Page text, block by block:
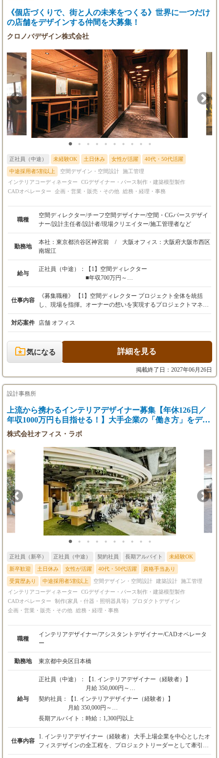
ト】 ★分業なしのプロジェクト統括： 物件の精査からコスト管
理、現場の進捗確認まで、1から10まで裁量を持って担当できま
よりも、空間をどうデザインするかというコーディネートの視点
《個店づくりで、街と人の未来をつくる》世界に一つだけ
の店舗をデザインする仲間を大募集！
クロノバデザイン株式会社
正社員（中途） 未経験OK 土日休み 女性が活躍 40代・50代活躍
中途採用者5割以上 空間デザイン・空間設計 施工管理
インテリアコーディネーター
CGデザイナー・パース制作・建築模型製作
CADオペレーター
企画・営業・販売・その他 総務・経理・事務
職種
空間ディレクター/チーフ空間デザイナー/空間・CGパースデザイ
ナー/設計主任者/設計者/現場クリエイター/施工管理者など
勤務地
本社：東京都渋谷区神宮前 / 大阪オフィス：大阪府大阪市西区
南堀江
給与
正社員（中途）：
【1】空間ディレクター
■年収700万円～
■月給50万円～（能力・経験により優遇）
※3ヶ月の試用期間有
※試用期間後、能力によって給与見直しあり
※昇給随時
【2】空間チーフデザイナー
■年収600万円～
■月給40万円～（能力・経験により優遇）
※3ヶ月の試用期間有
※試用期間後、能力によって給与見直しあり
※昇給随時
【3】空間デザイナー
■年収350万円～800万円
【4】設計主任
■年収550万円～
■月給40万円～（能力・経験により優遇）
※3ヶ月の試用期間有
※昇給随時
【5】設計者・CADオペレーター
■月給25万円～（能力・経験により優遇）
※昇給随時
【6】現場クリエイター
■年収450万円～
■月給30万円～（能力・経験により優遇）
※3ヶ月の試用期間有
■月給28万円〜 ＋ 諸手当 ＋ 業績賞与 ※未経
【現場クリエイター】 月給30万円〜 ＋ 諸手当
＋ 業績賞与 ※経験者歓迎
※想定年収：380万円 〜 1,000万円（経験・能力
による）
※正社員採用の場合は、月給30万円～（能力・
経験により優遇）
【8】マーケティング
仕事内容
《募集職種》 【1】空間ディレクター プロジェクト全体を統括
し、現場を指揮。オーナーの想いを実現するプロジェクトマネー
ジャーの役割です。 【2】空間チーフデザイナー 主力のデザイナ
ーです。とにかくいいデザインをすることが仕事。 【3】空間デ
ザイナー デザイン業務はもちろん、リサーチや顧客対応、現場と
の折衝など、デザイナーとして必要なスキルを身につけて実践し
ます。 【4】設計主任 デザインを元に、様々な詳細設計図を作成
し、あらゆる関係者のハブになる存在。特に商業施設などの対応
図面にし、関係者にわかりやすく伝える技術とコミュニケーショ
ン能力を求めてます。 【6】CGパースデザイナー デザイナーの
す。 【7】現場クリエイター 現場で体と頭をフル活用したものづ
くりを通じて、実際の店舗をつくる最前線のクリエイター。
り空間づくりを行います。 【9】総合企画室 バックオフィスから
いい会社づくりを目指して各部署を支える。例えると学校部活に
おけるマネージャーのような業務。 【10】マーケティング HPや
SNSを活用し、会社の魅力を発信しファンづくりを担います。
【11】マルチスキルワーカー（外注） 現場で多様な工事に対応で
きる方を外部パートナーとして募集しています。 詳しくはぜひ、
クロノバデザイン（03-6427-9657）までお気軽にお問い合わせく
ださい。 《クロノバデザインで働く魅力》 （1）成長できる環
境 プロジェクトごとに、チーム編成を行います。経験豊富
なディレクター・デザイナーや施工管理者が集まり、チーム全員
でアイデアを出し合いながら成功する店舗をデザインします。経
験が浅い方でも、役割を通じて一つ一つ学びながら成長できる環
境が整っています。 （2）集中できる環境 空間デザイナー・現場
スタッフ（現場クリエイター、施工管理者）はその分野のスペシ
ャリストとして業務を遂行しますので、自分の役割に集中してク
リエイティブな仕事に専念できます。 （3）常に変化があり、好
奇心が刺激されます。 幅広い分野とエリア、規模感のプロジェク
トがあり、自分の興味のある分野に関わることができます。
（4）チーム制 チーム制でプロジェクトを進行します。ディレク
ターやチームメンバーに分からないこと等はすぐに聞ける協力体
制が整っています。一人で抱え込むことはありません。 （5）元
で、プロジェクトを一から主導するため、やりがいがあります。
（6）利便性とデザイン性の高いオフィス 東京本社は、渋谷と原
東京の最先端のカルチャーに触れながら働ける理想的な場所で
す。オフィス内も、飾りすぎないデザイン事務所ならではの快適
対応案件 店舗 オフィス
気になる 詳細を見る
掲載終了日：2027年06月26日
設計事務所
上流から携わるインテリアデザイナー募集【年休126日／
年収1000万円も目指せる！】大手企業の「働き方」をデザ
インする！
株式会社オフィス・ラボ
正社員（新卒） 正社員（中途） 契約社員 長期アルバイト 未経験OK
新卒歓迎 土日休み 女性が活躍 40代・50代活躍 資格手当あり
受賞歴あり 中途採用者5割以上 空間デザイン・空間設計 建築設計 施工管理
インテリアコーディネーター
CGデザイナー・パース制作・建築模型製作
CADオペレーター
制作(家具・什器・照明器具等)
プロダクトデザイン
企画・営業・販売・その他 総務・経理・事務
職種
インテリアデザイナー/アシスタントデザイナー/CADオペレータ
ー
勤務地 東京都中央区日本橋
給与
正社員（中途）：
【1. インテリアデザイナー（経験者）】
月給 350,000円～
※上記には固定残業代（87,000円／45時間分）
を含みます。超過分は別途全額支給します。
※経験・能力を最大限考慮の上、当社規定によ
り優遇いたします。
※試用期間6ヶ月あり
【2. アシスタントデザイナー（未経験者）】
契約社員：
【1. インテリアデザイナー（経験者）】
月給 350,000円～
※上記には固定残業代（87,000円／45時間分）を含み
※経験・能力を最大限考慮の上、当社規定により優遇
いたします。
長期アルバイト： 時給：1,300円以上
仕事内容
1. インテリアデザイナー（経験者） 大手上場企業を中心としたオ
フィスデザインの全工程を、プロジェクトリーダーとして牽引し
ていただきます。 【具体的な業務内容】 ・クライアントへのヒ